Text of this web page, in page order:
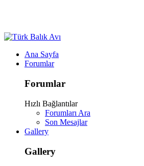
Ana Sayfa
Forumlar
Forumlar
Hızlı Bağlantılar
Forumları Ara
Son Mesajlar
Gallery
Gallery